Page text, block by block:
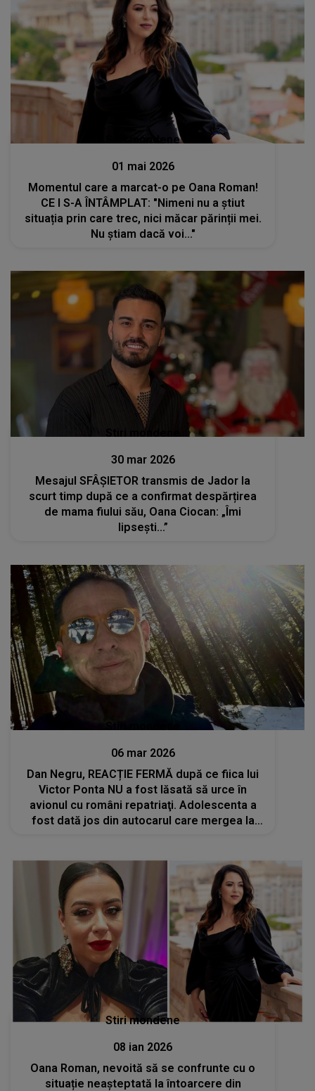
Stiri mondene
01 mai 2026
Momentul care a marcat-o pe Oana Roman!
CE I S-A ÎNTÂMPLAT: "Nimeni nu a știut
situația prin care trec, nici măcar părinții mei.
Nu știam dacă voi..."
Stiri mondene
30 mar 2026
Mesajul SFÂȘIETOR transmis de Jador la
scurt timp după ce a confirmat despărțirea
de mama fiului său, Oana Ciocan: „Îmi
lipsești...”
06 mar 2026
Dan Negru, REACȚIE FERMĂ după ce fiica lui
Victor Ponta NU a fost lăsată să urce în
avionul cu români repatriaţi. Adolescenta a
fost dată jos din autocarul care mergea la
Stiri mondene
08 ian 2026
Oana Roman, nevoită să se confrunte cu o
situație neașteptată la întoarcere din